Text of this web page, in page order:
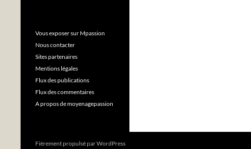
Vous exposer sur Mpassion
Nous contacter
Sites partenaires
Mentions légales
Flux des publications
Flux des commentaires
A propos de moyenagepassion
Fièrement propulsé par WordPress